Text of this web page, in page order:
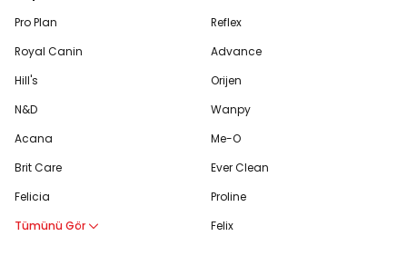
Pro Plan
Royal Canin
Hill's
N&D
Acana
Brit Care
Felicia
Tümünü Gör
Reflex
Advance
Orijen
Wanpy
Me-O
Ever Clean
Proline
Felix